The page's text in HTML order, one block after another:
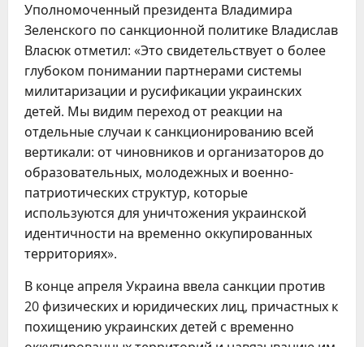
Уполномоченный президента Владимира
Зеленского по санкционной политике Владислав
Власюк отметил: «Это свидетельствует о более
глубоком понимании партнерами системы
милитаризации и русификации украинских
детей. Мы видим переход от реакции на
отдельные случаи к санкционированию всей
вертикали: от чиновников и организаторов до
образовательных, молодежных и военно-
патриотических структур, которые
используются для уничтожения украинской
идентичности на временно оккупированных
территориях».
В конце апреля Украина ввела санкции против
20 физических и юридических лиц, причастных к
похищению украинских детей с временно